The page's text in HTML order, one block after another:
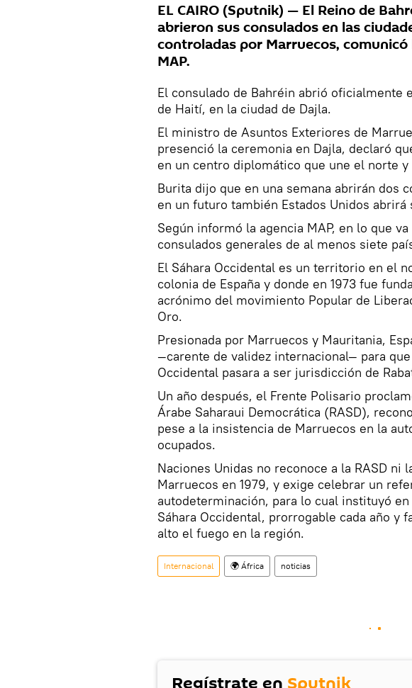
EL CAIRO (Sputnik) — El Reino de
abrieron sus consulados en las
controladas por Marruecos,
MAP.
El consulado de Bahréin abrió oficialmente
de Haití, en la ciudad de Dajla.
El ministro de Asuntos Exteriores de
presenció la ceremonia en Dajla, declaró
en un centro diplomático que une el norte
Burita dijo que en una semana abrirán dos
en un futuro también Estados Unidos abrirá
Según informó la agencia MAP, en lo que
consulados generales de al menos siete
El Sáhara Occidental es un territorio en el
colonia de España y donde en 1973 fue
acrónimo del movimiento Popular de
Oro.
Presionada por Marruecos y Mauritania,
—carente de validez internacional— para
Occidental pasara a ser jurisdicción de
Un año después, el Frente Polisario
Árabe Saharaui Democrática (RASD),
pese a la insistencia de Marruecos en la
ocupados.
Naciones Unidas no reconoce a la RASD ni
Marruecos en 1979, y exige celebrar un
autodeterminación, para lo cual instituyó en
Sáhara Occidental, prorrogable cada año y
alto el fuego en la región.
Internacional 🌍 África noticias